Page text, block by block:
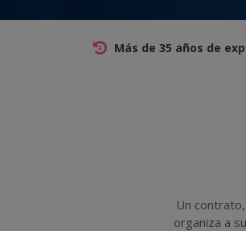
Más de 35 años de
Un
organiza a